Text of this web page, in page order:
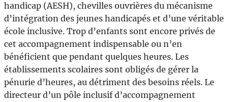
handicap (AESH), chevilles ouvrières du mécanisme
d’intégration des jeunes handicapés et d’une véritable
école inclusive. Trop d’enfants sont encore privés de
cet accompagnement indispensable ou n’en
bénéficient que pendant quelques heures. Les
établissements scolaires sont obligés de gérer la
pénurie d’heures, au détriment des besoins réels. Le
directeur d’un pôle inclusif d’accompagnement